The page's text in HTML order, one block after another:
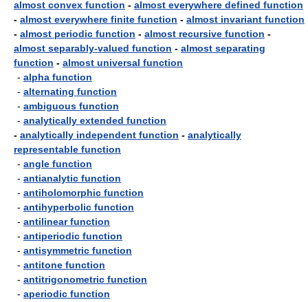
almost convex function - almost everywhere defined function
- almost everywhere finite function - almost invariant function
- almost periodic function - almost recursive function -
almost separably-valued function - almost separating
function - almost universal function
- alpha function
- alternating function
- ambiguous function
- analytically extended function
- analytically independent function - analytically
representable function
- angle function
- antianalytic function
- antiholomorphic function
- antihyperbolic function
- antilinear function
- antiperiodic function
- antisymmetric function
- antitone function
- antitrigonometric function
- aperiodic function